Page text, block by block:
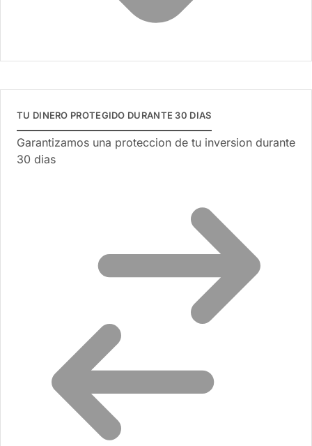
TU DINERO PROTEGIDO DURANTE 30 DIAS
Garantizamos una proteccion de tu inversion durante
30 dias